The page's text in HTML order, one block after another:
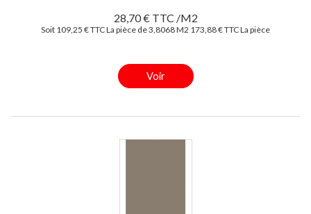
28,70 € TTC /M2
Soit 109,25 € TTC La pièce de 3,8068 M2 173,88 € TTC La pièce
Voir